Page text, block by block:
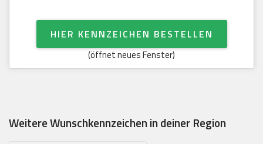
HIER KENNZEICHEN BESTELLEN
(öffnet neues Fenster)
Weitere Wunschkennzeichen in deiner Region